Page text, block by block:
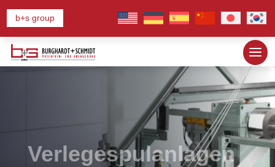
b+s group
Verlegespulanlagen